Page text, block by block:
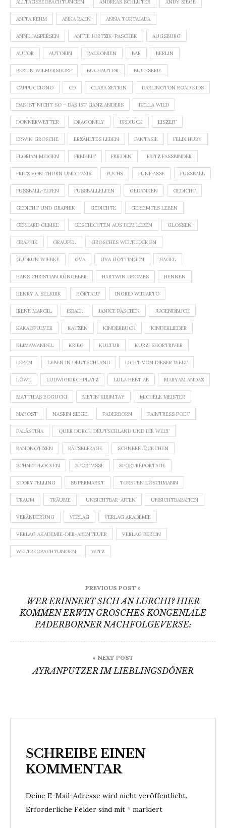
ALLTAGSBEOBACHTUNGEN ANDREAS SCHLÜTER ANDY SIEGE
ANITA REHM ANKA RAHN ANNA TORTAJADA
ANNE JASPERSEN ANTJE JORTZIK-PASCHEK AUGSBURG
AUTOR AUTORIN BALKONIEN BAR BERLIN
BERLIN WILMERSDORF BUCHAUTOR BUCHSERIE
CAPPUCCIONO CD CLARA ZETKIN DARLINGTON ROAD KIDS
DAS IST NICHT SO – DAS IST GANZ ANDERS DELLA WILD
DONNERWETTER DRAGONFLY DRDJUCK EISZEIT
ERWIN GROSCHE ERZÄHLTES LEBEN FANTASIE FELIX HUBY
FLORIAN MEIGEN FREIHEIT FRIEDEN FRITZ FASSBINDER
FRITZ VON THURN UND TAXIS FUCHS FÜNF ASSE FUSSBALL
FUSSBALL-ELFEN FUSSBALLELFEN GEDANKEN GEDICHT
GEDICHT UND GRAPHIK GEDICHTE GEREIMTES LEBEN
GERHARD GEMKE GESCHICHTEN AUS DEM LEBEN GLOSSEN
GRAPHIK GRAUPEL GROSCHES WELTLEXIKON
GUDRUN WIEBKE GVA GVA GÖTTINGEN HAGEL
HANS CHRISTIAN RÜNGELER HARTWIN GROMES HENNEN
HENRY A. SELKIRK HÖRTAUF INGRID WIDIARTO
IRENE MARGIL ISRAEL JANICE PASCHEK JUGENDBUCH
KAKAOPULVER KATZEN KINDERBUCH KINDERLIEDER
KLIMAWANDEL KRIEG KULTUR KURZI SHORTRIVER
LEBEN LEBEN IN DEUTSCHLAND LICHT VON DIESER WELT
LÖWE LUDWIGKIRCHPLATZ LULA HEBT AB MARYAM ANDAZ
MATTHIAS BOGUCKI METIN KIRIMTAY MICHÈLE MEISTER
NAHOST NASRIN SIEGE PADERBORN PAINTRESS POET
PALÄSTINA QUER DURCH DEUTSCHLAND UND DIE WELT
RANDNOTIZEN RÄTSELFRAGE SCHNEEFLÖCKCHEN
SCHNEEFLOCKEN SPORTASSE SPORTREPORTAGE
STORYTELLING SUPERMARKT TORSTEN LÖSCHMANN
TRAUM TRÄUME UNSICHTBAR-AFFEN UNSICHTBARAFFEN
VERÄNDERUNG VERLAG VERLAG AKADEMIE
VERLAG AKADEMIE-DER-ABENTEUER VERLAG BERLIN
WELTBEOBACHTUNGEN WITZ
PREVIOUS POST »
WER ERINNERT SICH AN LURCHI? HIER
KOMMEN ERWIN GROSCHES KONGENIALE
PADERBORNER NACHFOLGEVERSE:
« NEXT POST
AYRANPUTZER IM LIEBLINGSDÖNER
SCHREIBE EINEN
KOMMENTAR
Deine E-Mail-Adresse wird nicht veröffentlicht.
Erforderliche Felder sind mit * markiert